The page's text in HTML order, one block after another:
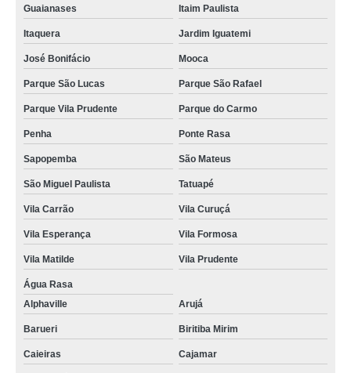
Guaianases Itaim Paulista
Itaquera Jardim Iguatemi
José Bonifácio Mooca
Parque São Lucas Parque São Rafael
Parque Vila Prudente Parque do Carmo
Penha Ponte Rasa
Sapopemba São Mateus
São Miguel Paulista Tatuapé
Vila Carrão Vila Curuçá
Vila Esperança Vila Formosa
Vila Matilde Vila Prudente
Água Rasa
Alphaville
Arujá
Barueri Biritiba Mirim
Caieiras Cajamar